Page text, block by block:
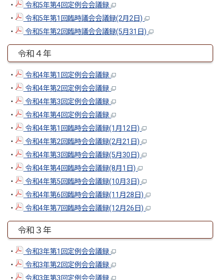
・
令和5年第4回定例会会議録
・
令和5年第1回臨時議会会議録(2月2日)
・
令和5年第2回臨時議会会議録(5月31日)
令和４年
・
令和4年第1回定例会会議録
・
令和4年第2回定例会会議録
・
令和4年第3回定例会会議録
・
令和4年第4回定例会会議録
・
令和4年第1回臨時会会議録(1月12日)
・
令和4年第2回臨時会会議録(2月21日)
・
令和4年第3回臨時会会議録(5月30日)
・
令和4年第4回臨時会会議録(8月1日)
・
令和4年第5回臨時会会議録(10月3日)
・
令和4年第6回臨時会会議録(11月28日)
・
令和4年第7回臨時会会議録(12月26日)
令和３年
・
令和3年第1回定例会会議録
・
令和3年第2回定例会会議録
・
令和3年第3回定例会会議録